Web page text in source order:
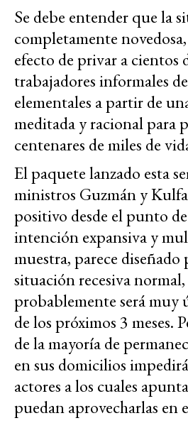
Se debe entender que la
completamente
efecto de privar a cientos
trabajadores informales
elementales a partir de
meditada y racional para
centenares de miles de
El paquete lanzado esta
ministros Guzmán y
positivo desde el punto
intención expansiva y
muestra, parece diseñado
situación recesiva
probablemente será muy
de los próximos 3 meses.
de la mayoría de
en sus domicilios
actores a los cuales
puedan aprovecharlas en